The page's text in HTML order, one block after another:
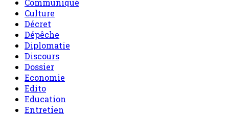
Communiqué
Culture
Décret
Dépêche
Diplomatie
Discours
Dossier
Economie
Edito
Education
Entretien